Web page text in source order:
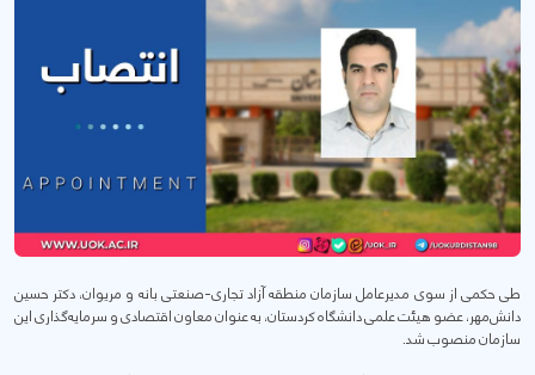
طی حکمی از سوی مدیرعامل سازمان منطقه آزاد تجاری-صنعتی بانه و مریوان، دکتر حسین
دانش‌مهر، عضو هیئت علمی دانشگاه کردستان، به عنوان معاون اقتصادی و سرمایه‌گذاری این
سازمان منصوب شد.